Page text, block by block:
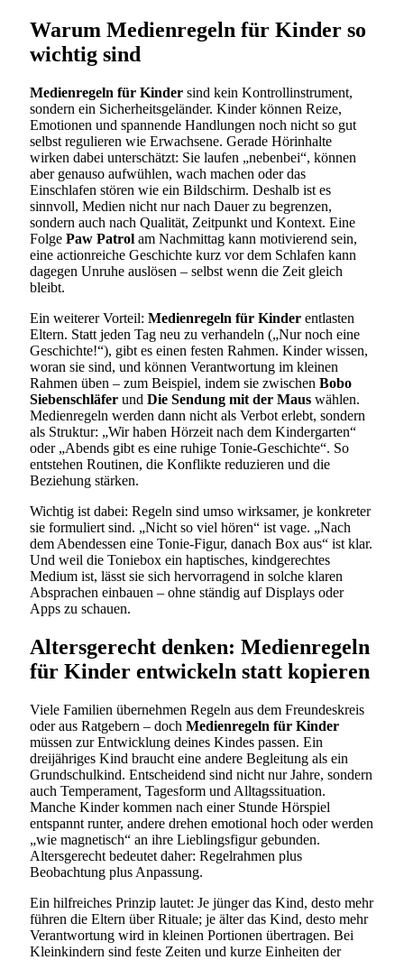
Warum Medienregeln für Kinder so
wichtig sind
Medienregeln für Kinder sind kein Kontrollinstrument,
sondern ein Sicherheitsgeländer. Kinder können Reize,
Emotionen und spannende Handlungen noch nicht so gut
selbst regulieren wie Erwachsene. Gerade Hörinhalte
wirken dabei unterschätzt: Sie laufen „nebenbei“, können
aber genauso aufwühlen, wach machen oder das
Einschlafen stören wie ein Bildschirm. Deshalb ist es
sinnvoll, Medien nicht nur nach Dauer zu begrenzen,
sondern auch nach Qualität, Zeitpunkt und Kontext. Eine
Folge Paw Patrol am Nachmittag kann motivierend sein,
eine actionreiche Geschichte kurz vor dem Schlafen kann
dagegen Unruhe auslösen – selbst wenn die Zeit gleich
bleibt.
Ein weiterer Vorteil: Medienregeln für Kinder entlasten
Eltern. Statt jeden Tag neu zu verhandeln („Nur noch eine
Geschichte!“), gibt es einen festen Rahmen. Kinder wissen,
woran sie sind, und können Verantwortung im kleinen
Rahmen üben – zum Beispiel, indem sie zwischen Bobo
Siebenschläfer und Die Sendung mit der Maus wählen.
Medienregeln werden dann nicht als Verbot erlebt, sondern
als Struktur: „Wir haben Hörzeit nach dem Kindergarten“
oder „Abends gibt es eine ruhige Tonie-Geschichte“. So
entstehen Routinen, die Konflikte reduzieren und die
Beziehung stärken.
Wichtig ist dabei: Regeln sind umso wirksamer, je konkreter
sie formuliert sind. „Nicht so viel hören“ ist vage. „Nach
dem Abendessen eine Tonie-Figur, danach Box aus“ ist klar.
Und weil die Toniebox ein haptisches, kindgerechtes
Medium ist, lässt sie sich hervorragend in solche klaren
Absprachen einbauen – ohne ständig auf Displays oder
Apps zu schauen.
Altersgerecht denken: Medienregeln
für Kinder entwickeln statt kopieren
Viele Familien übernehmen Regeln aus dem Freundeskreis
oder aus Ratgebern – doch Medienregeln für Kinder
müssen zur Entwicklung deines Kindes passen. Ein
dreijähriges Kind braucht eine andere Begleitung als ein
Grundschulkind. Entscheidend sind nicht nur Jahre, sondern
auch Temperament, Tagesform und Alltagssituation.
Manche Kinder kommen nach einer Stunde Hörspiel
entspannt runter, andere drehen emotional hoch oder werden
„wie magnetisch“ an ihre Lieblingsfigur gebunden.
Altersgerecht bedeutet daher: Regelrahmen plus
Beobachtung plus Anpassung.
Ein hilfreiches Prinzip lautet: Je jünger das Kind, desto mehr
führen die Eltern über Rituale; je älter das Kind, desto mehr
Verantwortung wird in kleinen Portionen übertragen. Bei
Kleinkindern sind feste Zeiten und kurze Einheiten der